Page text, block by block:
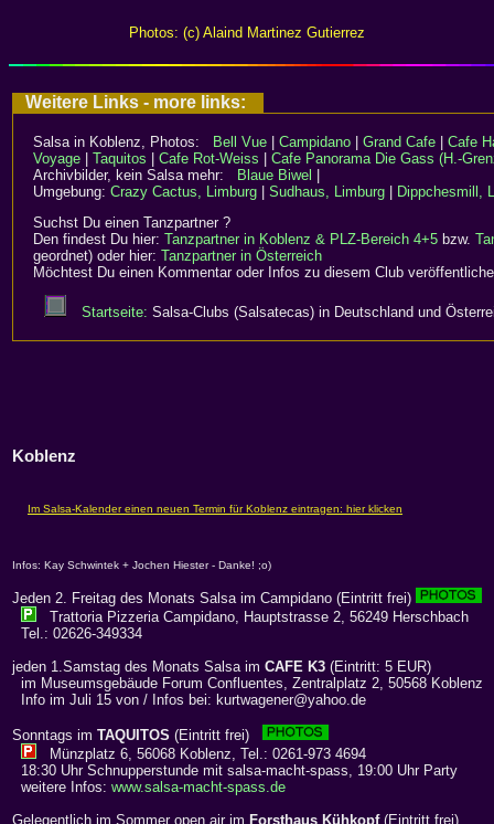
Photos: (c) Alaind Martinez Gutierrez
Weitere Links - more links:
Salsa in Koblenz, Photos: Bell Vue Campidano Grand Cafe
Cafe
Voyage
Taquitos Cafe Rot-Weiss Cafe Panorama Die Gass (H.-
Archivbilder, kein Salsa mehr:
Blaue Biwel
Umgebung: Crazy Cactus, Limburg Sudhaus, Limburg
Dippchesmill,
Suchst Du einen Tanzpartner ?
Den findest Du hier: Tanzpartner in Koblenz & PLZ-Bereich 4+5 bzw.
geordnet) oder hier: Tanzpartner in Österreich
Möchtest Du einen Kommentar oder Infos zu diesem Club
Startseite: Salsa-Clubs (Salsatecas) in Deutschland und
Koblenz
Infos: Kay Schwintek + Jochen Hiester - Danke! ;o)
Jeden 2. Freitag des Monats Salsa im Campidano (Eintritt frei)
Trattoria Pizzeria Campidano, Hauptstrasse 2, 56249 Herschbach
Tel.: 02626-349334
jeden 1.Samstag des Monats Salsa im CAFE K3 (Eintritt: 5 EUR)
im Museumsgebäude Forum Confluentes, Zentralplatz 2, 50568 Koblenz
Info im Juli 15 von / Infos bei: kurtwagener@yahoo.de
Sonntags im TAQUITOS (Eintritt frei)
Münzplatz 6, 56068 Koblenz, Tel.: 0261-973 4694
18:30 Uhr Schnupperstunde mit salsa-macht-spass, 19:00 Uhr Party
weitere Infos: www.salsa-macht-spass.de
Gelegentlich im Sommer open air im Forsthaus Kühkopf(Eintritt frei)